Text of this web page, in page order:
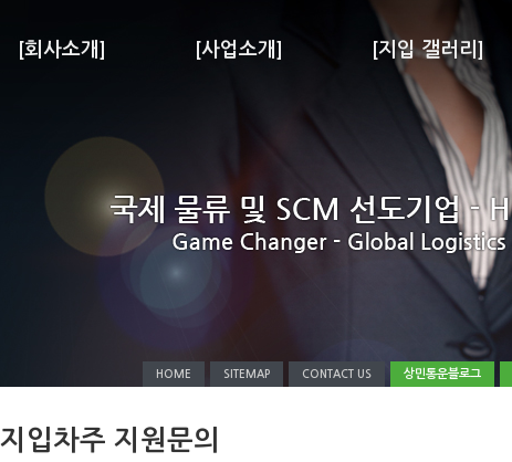
HOME SITEMAP CONTACT US 상민통운블로그
[회사소개] [사업소개] [지입 갤러리]
지입차주 지원문의